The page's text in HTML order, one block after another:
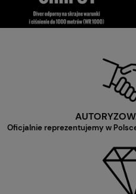
Oficjalnie reprezentujemy w